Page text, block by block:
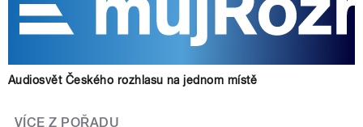
Audiosvět Českého rozhlasu na jednom místě
VÍCE Z POŘADU